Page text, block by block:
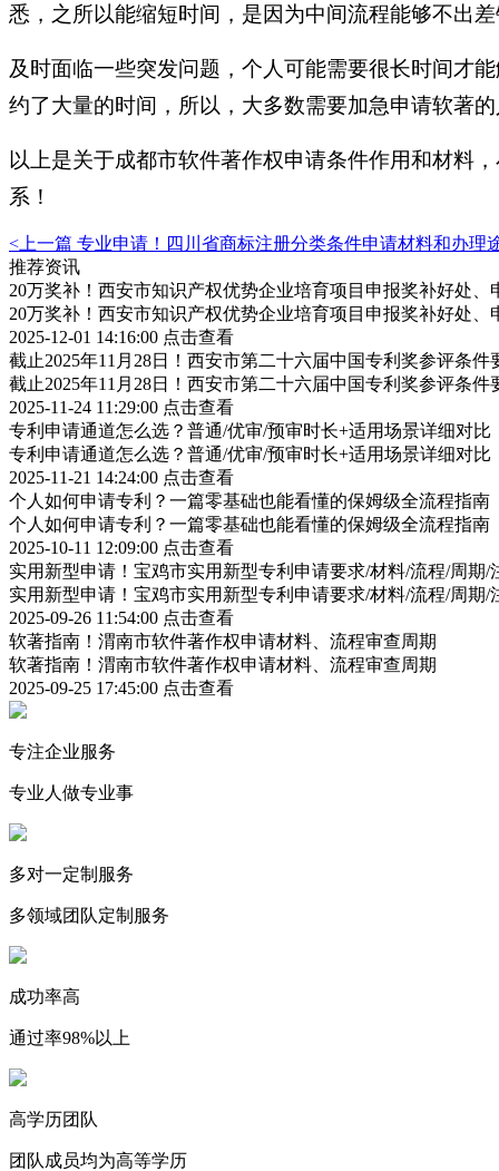
悉，之所以能缩短时间，是因为中间流程能够不出
及时面临一些突发问题，个人可能需要很长时间才
约了大量的时间，所以，大多数需要加急申请软著
以上是关于成都市软件著作权申请条件作用和材料
系！
<上一篇 专业申请！四川省商标注册分类条件申请材料和办理
推荐资讯
20万奖补！西安市知识产权优势企业培育项目申报奖补好处、
20万奖补！西安市知识产权优势企业培育项目申报奖补好处、
2025-12-01 14:16:00 点击查看
截止2025年11月28日！西安市第二十六届中国专利奖参评条
截止2025年11月28日！西安市第二十六届中国专利奖参评条
2025-11-24 11:29:00 点击查看
专利申请通道怎么选？普通/优审/预审时长+适用场景详细对比
专利申请通道怎么选？普通/优审/预审时长+适用场景详细对比
2025-11-21 14:24:00 点击查看
个人如何申请专利？一篇零基础也能看懂的保姆级全流程指南
个人如何申请专利？一篇零基础也能看懂的保姆级全流程指南
2025-10-11 12:09:00 点击查看
实用新型申请！宝鸡市实用新型专利申请要求/材料/流程/周期/
实用新型申请！宝鸡市实用新型专利申请要求/材料/流程/周期/
2025-09-26 11:54:00 点击查看
软著指南！渭南市软件著作权申请材料、流程审查周期
软著指南！渭南市软件著作权申请材料、流程审查周期
2025-09-25 17:45:00 点击查看
专注企业服务
专业人做专业事
多对一定制服务
多领域团队定制服务
成功率高
通过率98%以上
高学历团队
团队成员均为高等学历